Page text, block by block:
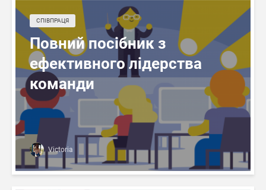
СПІВПРАЦЯ
Повний посібник з
ефективного лідерства
команди
Victoria